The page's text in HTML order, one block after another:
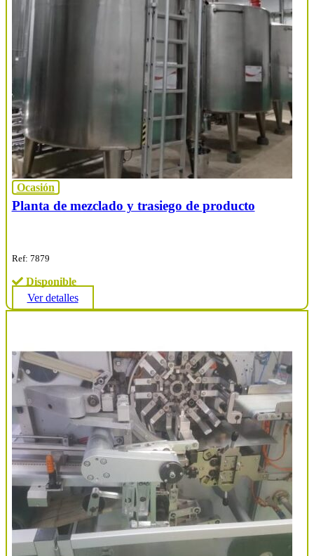
Ocasión
Planta de mezclado y trasiego de producto
Ref: 7879
Disponible
Ver detalles